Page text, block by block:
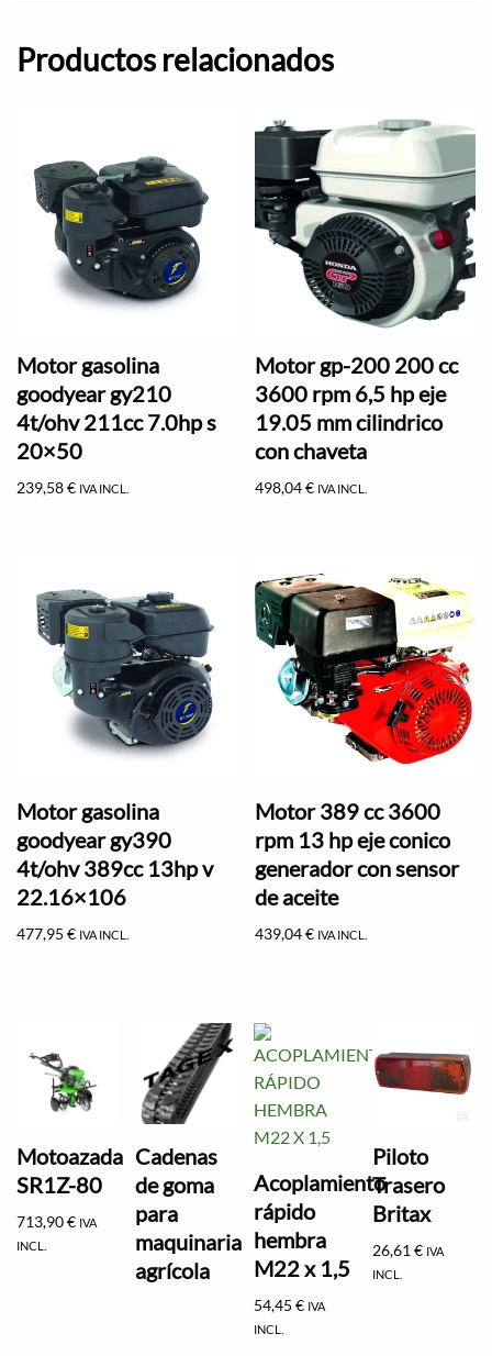
Productos relacionados
Motor gasolina
goodyear gy210
4t/ohv 211cc 7.0hp s
20×50
239,58€ IVA INCL.
Motor gp-200 200 cc
3600 rpm 6,5 hp eje
19.05 mm cilindrico
con chaveta
498,04€ IVA INCL.
Motor gasolina
goodyear gy390
4t/ohv 389cc 13hp v
22.16×106
477,95 € IVA INCL.
Motor 389 cc 3600
rpm 13 hp eje conico
generador con sensor
de aceite
439,04€ IVA INCL.
Motoazada
SR1Z-80
713,90€ IVA
INCL.
Cadenas
de goma
para
maquinaria
agrícola
Acoplamiento
rápido
hembra
M22 x 1,5
54,45€ IVA
INCL.
Piloto
Trasero
Britax
26,61€ IVA
INCL.